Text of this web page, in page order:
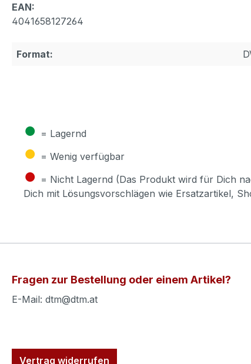
EAN:
4041658127264
Format:
● = Lagernd
● = Wenig verfügbar
● = Nicht Lagernd (Das Produkt wird für Dich
Dich mit Lösungsvorschlägen wie Ersatzartikel,
Fragen zur Bestellung oder einem Artikel?
E-Mail: dtm@dtm.at
Vertrag widerrufen